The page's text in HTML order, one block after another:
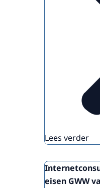
Lees verder
eisen GWW